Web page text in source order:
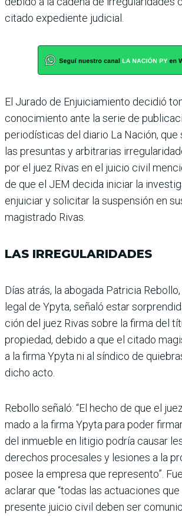
citado expediente judicial.
El Jurado de Enjuiciamiento decidió
conocimiento ante la serie de
periodísticas del diario La Nación, que
las presuntas y arbitrarias
por el juez Rivas en el juicio civil
de que el JEM decida iniciar la
enjui­ciar y solicitar la suspensión en
magis­trado Rivas.
LAS IRREGULARIDADES
Días atrás, la abogada Patri­cia
legal de Ypyta, señaló estar
ción del juez Rivas sobre la firma del
propiedad, debido a que el citado
a la firma Ypyta ni al síndico de
dicho acto.
Rebollo señaló: “El hecho de que el
mado a la firma Ypyta para poder
del inmueble en litigio podría causar
derechos procesales y lesio­nes a la
posee la empresa que represento”.
aclarar que “todas las actuaciones que
presente jui­cio civil deben ser